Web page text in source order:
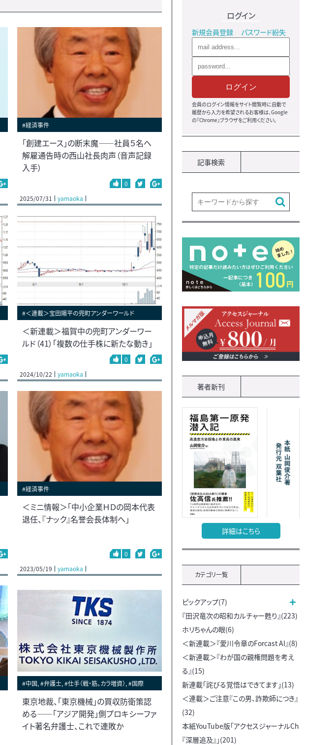
#経済事件
「創建エース」の断末魔――社員５名へ
解雇通告時の西山社長肉声（音声記録
入手）
0
2025/07/31
yamaoka
#＜連載＞宝田陽平の兜町アンダーワールド
＜新連載＞福賀中の兜町アンダーワー
ルド（41）「複数の仕手株に新たな動き」
0
2024/10/22
yamaoka
#経済事件
＜ミニ情報＞「中小企業ＨＤの岡本代表
退任、『ナック』名誉会長体制へ」
0
2023/05/19
yamaoka
#中国, #弁護士, #仕手（戦・筋。カラ増資）, #国際
東京地裁、「東京機械」の買収防衛策認
める――「アジア開発」側プロキシーファ
イト著名弁護士、これで連敗か
ログイン
新規会員登録 パスワード紛失
ログイン
会員のログイン情報をサイト閲覧時に自動で
履歴から入力を希望されるお客様は、Google
の『Chrome』ブラウザをご利用ください。
記事検索
著者新刊
詳細はこちら
カテゴリ一覧
ピックアップ(7)
『田沢竜次の昭和カルチャー甦り』(223)
ホリちゃんの眼(6)
＜新連載＞『愛川令章のForcast AI』(8)
＜新連載＞『わが国の親権問題を考え
る』(15)
新連載「詫びる覚悟はできてます」(13)
＜連載＞ご注意『この男、詐欺師につき』
(32)
本紙YouTube版「アクセスジャーナルCh
『深層追及』」(201)